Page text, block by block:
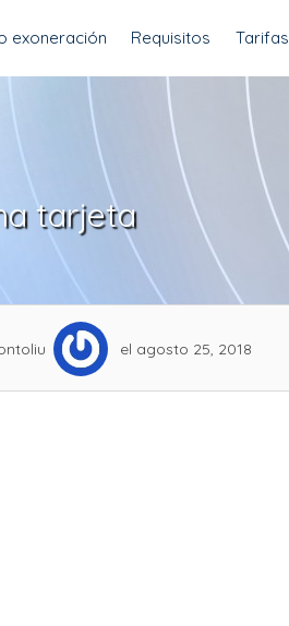
tarjeta
el agosto 25, 2018
exoneración Requisitos Tarifas